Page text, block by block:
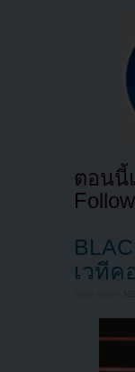
ตอนนี้
เวทีค